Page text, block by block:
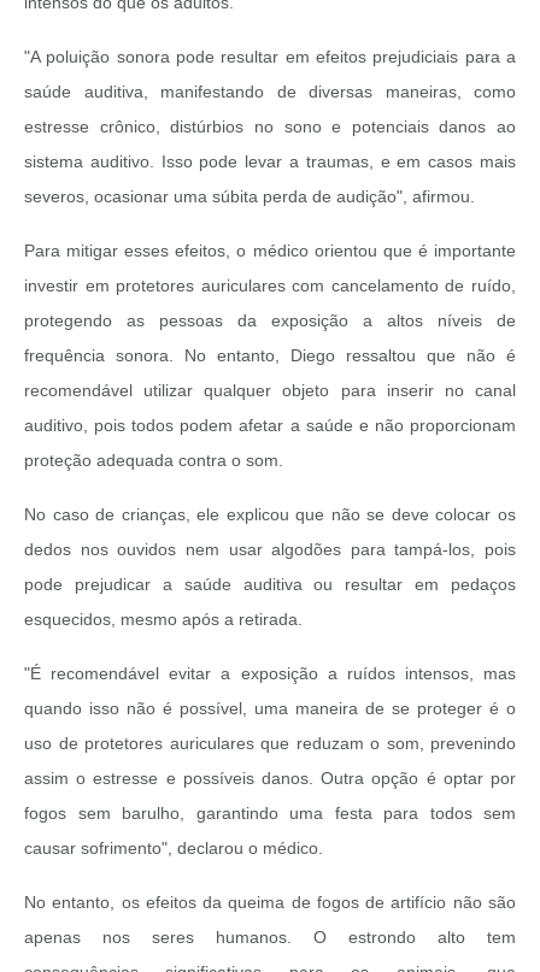
"A poluição sonora pode resultar em efeitos prejudiciais para a
saúde auditiva, manifestando de diversas maneiras, como
estresse crônico, distúrbios no sono e potenciais danos ao
sistema auditivo. Isso pode levar a traumas, e em casos mais
severos, ocasionar uma súbita perda de audição", afirmou.
Para mitigar esses efeitos, o médico orientou que é importante
investir em protetores auriculares com cancelamento de ruído,
protegendo as pessoas da exposição a altos níveis de
frequência sonora. No entanto, Diego ressaltou que não é
recomendável utilizar qualquer objeto para inserir no canal
auditivo, pois todos podem afetar a saúde e não proporcionam
proteção adequada contra o som.
No caso de crianças, ele explicou que não se deve colocar os
dedos nos ouvidos nem usar algodões para tampá-los, pois
pode prejudicar a saúde auditiva ou resultar em pedaços
esquecidos, mesmo após a retirada.
"É recomendável evitar a exposição a ruídos intensos, mas
quando isso não é possível, uma maneira de se proteger é o
uso de protetores auriculares que reduzam o som, prevenindo
assim o estresse e possíveis danos. Outra opção é optar por
fogos sem barulho, garantindo uma festa para todos sem
causar sofrimento", declarou o médico.
No entanto, os efeitos da queima de fogos de artifício não são
apenas nos seres humanos. O estrondo alto tem